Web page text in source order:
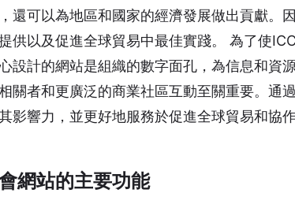
還可以為地區和國家的經濟發展做出貢獻。
供以及促進全球貿易中最佳實踐。 為了使
設計的網站是組織的數字面孔，為信息和資
關者和更廣泛的商業社區互動至關重要。通
影響力，並更好地服務於促進全球貿易和協作
網站的主要功能